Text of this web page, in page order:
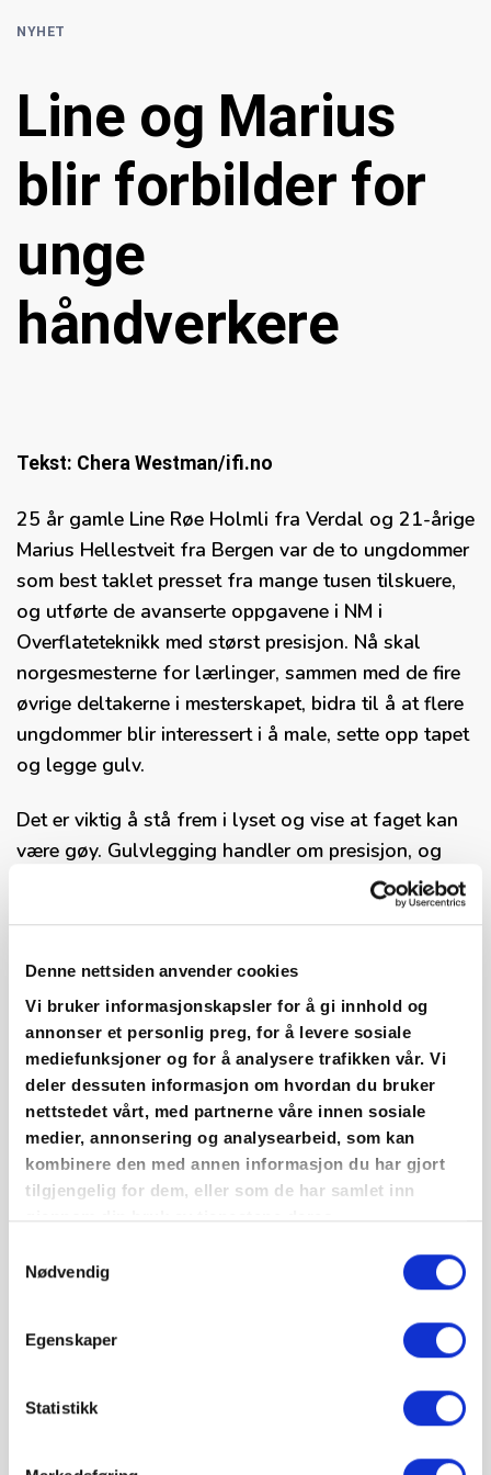
Denne nettsiden anvender cookies
Vi bruker informasjonskapsler for å gi innhold og
annonser et personlig preg, for å levere sosiale
mediefunksjoner og for å analysere trafikken vår. Vi
deler dessuten informasjon om hvordan du bruker
nettstedet vårt, med partnerne våre innen sosiale
medier, annonsering og analysearbeid, som kan
kombinere den med annen informasjon du har gjort
tilgjengelig for dem, eller som de har samlet inn
gjennom din bruk av tjenestene deres.
Nødvendig
Egenskaper
Statistikk
NYHET
Line og Marius
blir forbilder for
unge
håndverkere
Tekst: Chera Westman/ifi.no
25 år gamle Line Røe Holmli fra Verdal og 21-årige
Marius Hellestveit fra Bergen var de to ungdommer
som best taklet presset fra mange tusen tilskuere,
og utførte de avanserte oppgavene i NM i
Overflateteknikk med størst presisjon. Nå skal
norgesmesterne for lærlinger, sammen med de fire
øvrige deltakerne i mesterskapet, bidra til å at flere
ungdommer blir interessert i å male, sette opp tapet
og legge gulv.
Det er viktig å stå frem i lyset og vise at faget kan
være gøy. Gulvlegging handler om presisjon, og
det er ikke bare å slenge ned noe på gulvet, sier
Det er artig å være et forbilde for andre. Jeg føler
at vi er med på å løfte statusen til faget. Det jo er
overalt på sosiale medier, og skjer jo mye artig
rundt konkurransen, sier Line Røe Holmli som går i
lære hos Lorvik og Skjørholm Malerservice AS i
Verdal.
messen Bygg Reis Deg i Lillestrøm 16. – 19.
oppmerksomhet i media og på sosiale medier. Dette
Rekruttering til faget står høyt på vår agenda. Vi